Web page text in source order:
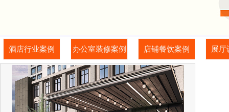
酒店行业案例 办公室装修案例 店铺餐饮案例 展厅